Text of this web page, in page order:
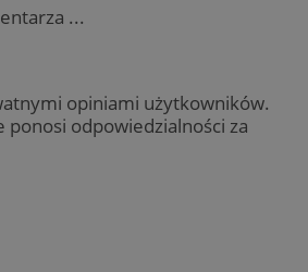
...
opiniami użytkowników.
ponosi odpowiedzialności za